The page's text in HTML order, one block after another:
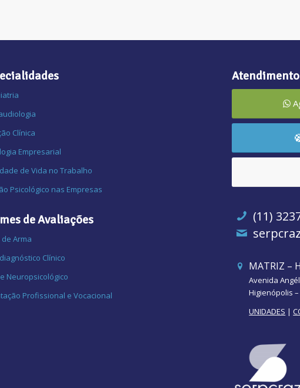
Clínica
Empresarial
de Vida no Trabalho
Psicológico nas Empresas
de Avaliações
Arma
Clínico
Neuropsicológico
Profissional e Vocacional
Atendimento
(11)
MATRIZ –
Avenida
Higienópolis –
UNIDADES |